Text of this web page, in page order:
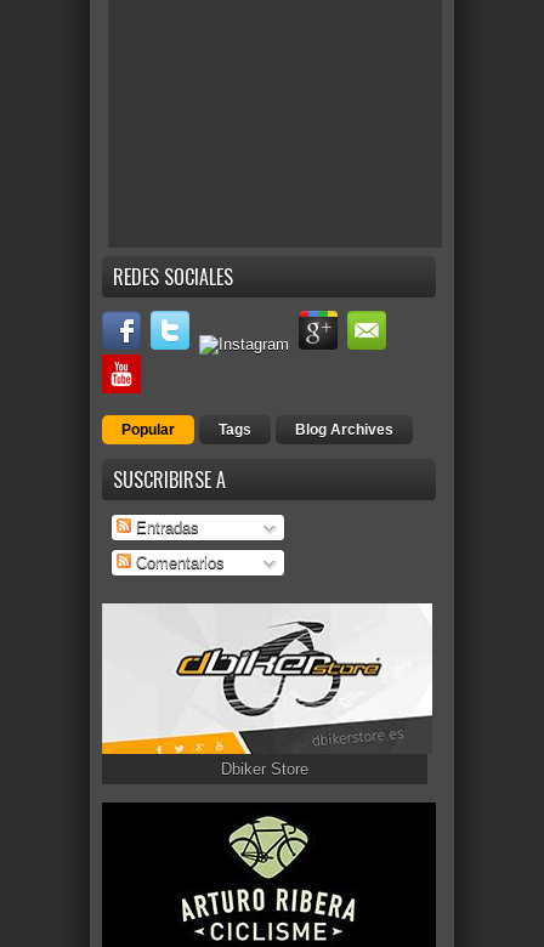
REDES SOCIALES
Popular Tags Blog Archives
SUSCRIBIRSE A
Entradas
Comentarios
Dbiker Store